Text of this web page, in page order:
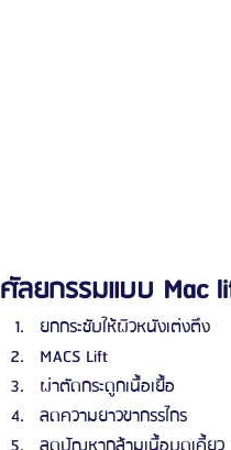
ศัลยกรรมแบบ Mac
ยกกระชับให้ผิวหนังเต่งตึง
MACS Lift
ผ่าตัดกระดูกเนื้อเยื้อ
ลดความยาวขากรรไกร